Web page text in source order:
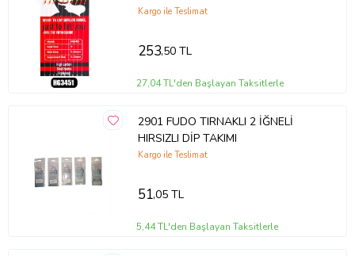
Kargo ile Teslimat
253,50 TL
27,04 TL'den Başlayan Taksitlerle
2901 FUDO TIRNAKLI 2 İĞNELİ
HIRSIZLI DİP TAKIMI
Kargo ile Teslimat
51,05 TL
5,44 TL'den Başlayan Taksitlerle